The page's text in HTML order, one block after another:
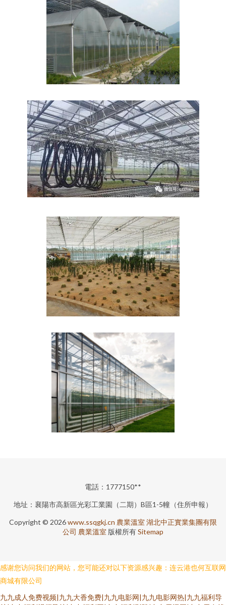
電話：1777150**
地址：襄陽市高新區光彩工業園（二期）B區1-5幢（住所申報）
Copyright © 2026www.ssqgkj.cn 農業溫室 湖北中正實業集團有限
公司 農業溫室 版權所有Sitemap
感谢您访问我们的网站，您可能还对以下资源感兴趣：连云港也何互联网
商城有限公司
九九成人免费视频|九九大香免费|九九电影网|九九电影网热|九九福利导